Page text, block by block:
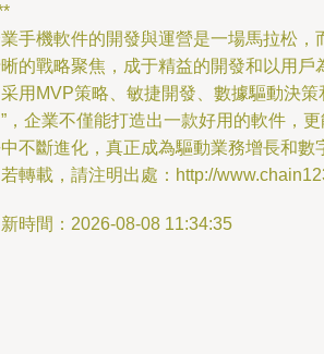
手機軟件的開發與運營是一場馬拉松，
的戰略聚焦，成于精益的開發和以用戶
用MVP策略、敏捷開發、數據驅動決策
，企業不僅能打造出一款好用的軟件，
不斷進化，真正成為驅動業務增長和數
轉載，請注明出處：http://
時間：2026-08-08 11:34:35